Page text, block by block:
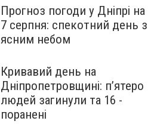
Прогноз погоди у Дніпрі на
7 серпня: спекотний день з
ясним небом
Кривавий день на
Дніпропетровщині: п’ятеро
людей загинули та 16 -
поранені